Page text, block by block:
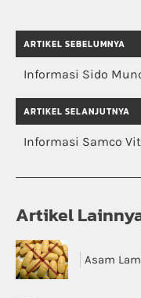
ARTIKEL SEBELUMNYA
Informasi Sido
ARTIKEL SELANJUTNYA
Informasi Samco
Artikel
Asam